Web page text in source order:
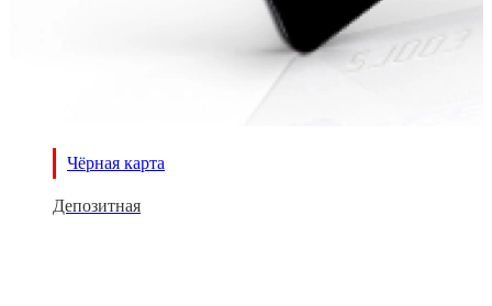
Чёрная карта
Депозитная